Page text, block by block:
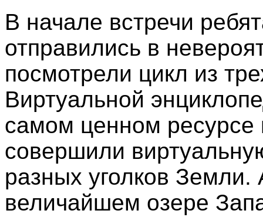
В начале встречи
отправились в
посмотрели цикл из
Виртуальной
самом ценном
совершили
разных уголков
величайшем озере